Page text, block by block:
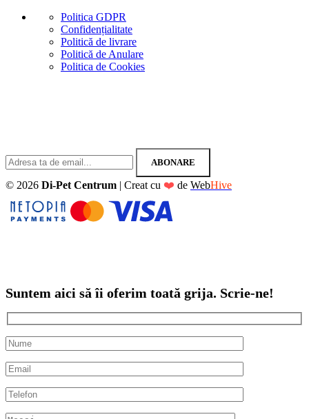
Politica GDPR
Confidențialitate
Politică de livrare
Politică de Anulare
Politica de Cookies
© 2026 Di-Pet Centrum | Creat cu ❤️ de WebHive
Suntem aici să îi oferim toată grija. Scrie-ne!